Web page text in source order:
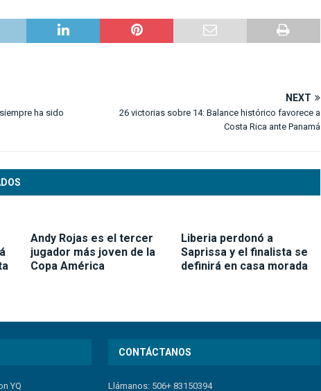
ha sido
NEXT
26 victorias sobre 14: Balance histórico favorece a
Costa Rica ante Panamá
Andy Rojas es el tercer
jugador más joven de la
Copa América
Liberia perdonó a
Saprissa y el finalista se
definirá en casa morada
YQ
CONTÁCTANOS
Llámanos: 506+ 83150394